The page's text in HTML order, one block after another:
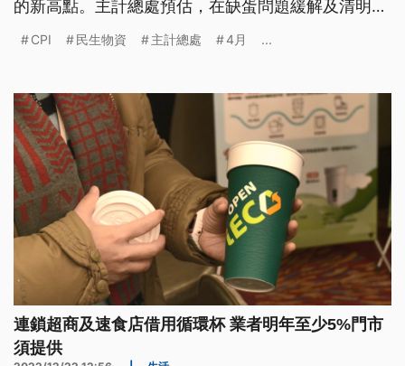
的新高點。主計總處預估，在缺蛋問題緩解及清明節
漲幅應該會比4月縮小。
CPI 民生物資 主計總處 4月 ...
連鎖超商及速食店借用循環杯 業者明年至少5%門市
須提供